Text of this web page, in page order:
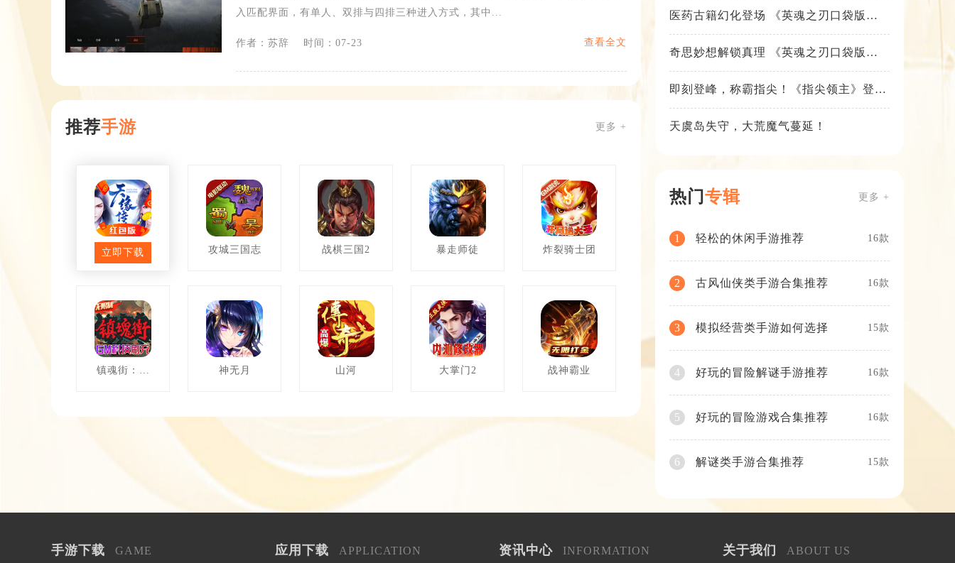
入匹配界面，有单人、双排与四排三种进入方式，其中...
作者：苏辞 时间：07-23 查看全文
推荐手游 更多 +
天缘传说
立即下载 攻城三国志 战棋三国2 暴走师徒 炸裂骑士团
镇魂街：武
神无月 山河 大掌门2 战神霸业
医药古籍幻化登场 《英魂之刃口袋版》
奇思妙想解锁真理 《英魂之刃口袋版》
即刻登峰，称霸指尖！《指尖领主》登峰
天虞岛失守，大荒魔气蔓延！
热门专辑 更多 +
1 轻松的休闲手游推荐 16款
2 古风仙侠类手游合集推荐 16款
3 模拟经营类手游如何选择 15款
4 好玩的冒险解谜手游推荐 16款
5 好玩的冒险游戏合集推荐 16款
6 解谜类手游合集推荐 15款
手游下载 GAME 应用下载 APPLICATION 资讯中心 INFORMATION 关于我们 ABOUT US